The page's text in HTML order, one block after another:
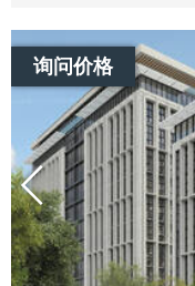
询问价格